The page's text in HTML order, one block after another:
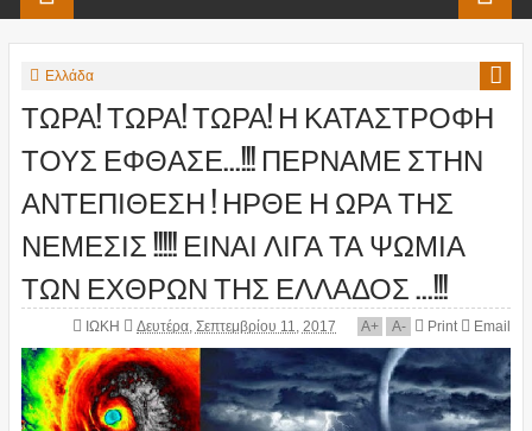
Ελλάδα
ΤΩΡΑ! ΤΩΡΑ! ΤΩΡΑ! Η ΚΑΤΑΣΤΡΟΦΗ
ΤΟΥΣ ΕΦΘΑΣΕ...!!! ΠΕΡΝΑΜΕ ΣΤΗΝ
ΑΝΤΕΠΙΘΕΣΗ ! ΗΡΘΕ Η ΩΡΑ ΤΗΣ
ΝΕΜΕΣΙΣ !!!!! ΕΙΝΑΙ ΛΙΓΑ ΤΑ ΨΩΜΙΑ
ΤΩΝ ΕΧΘΡΩΝ ΤΗΣ ΕΛΛΑΔΟΣ ...!!!
ΙΩΚΗ Δευτέρα, Σεπτεμβρίου 11, 2017 A+ A- Print Email